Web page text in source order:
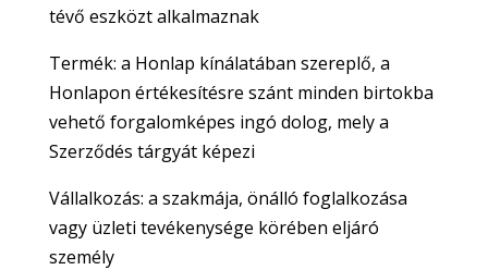
tévő eszközt alkalmaznak
Termék: a Honlap kínálatában szereplő, a
Honlapon értékesítésre szánt minden birtokba
vehető forgalomképes ingó dolog, mely a
Szerződés tárgyát képezi
Vállalkozás: a szakmája, önálló foglalkozása
vagy üzleti tevékenysége körében eljáró
személy